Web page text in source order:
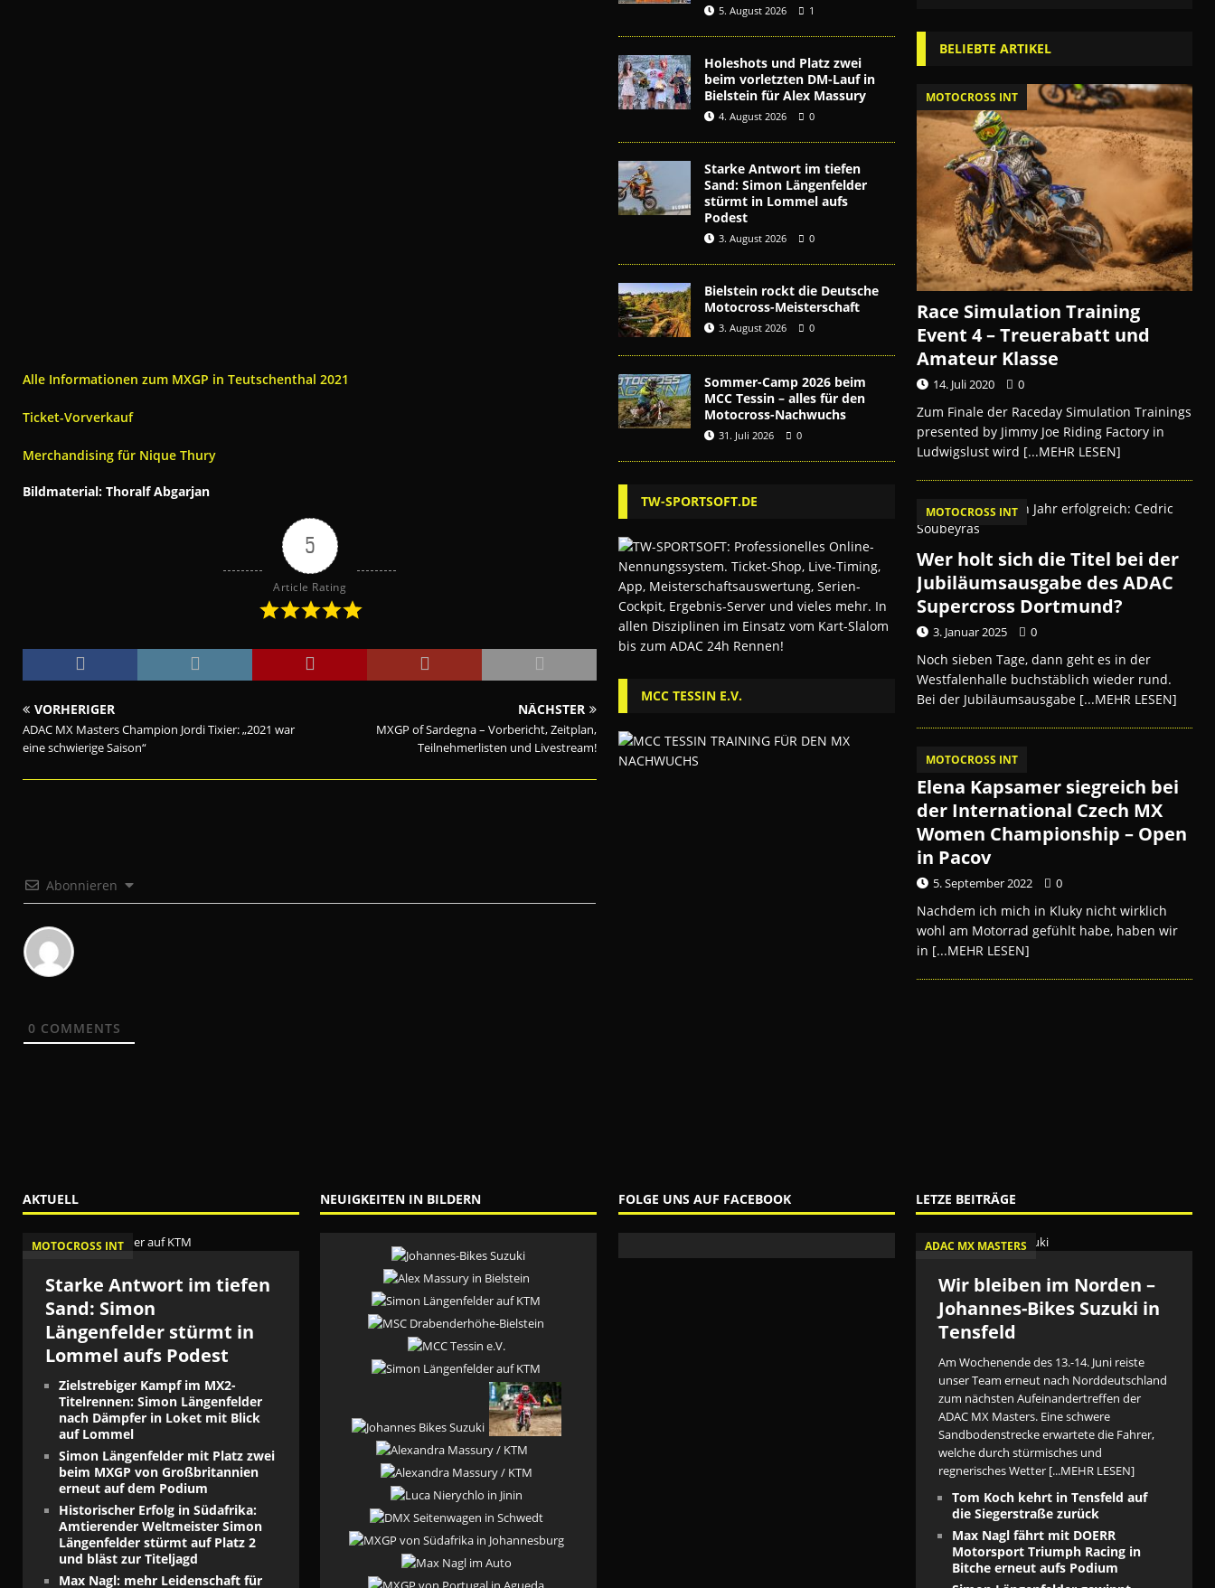
Alle Informationen zum MXGP in Teutschenthal 2021
Ticket-Vorverkauf
Merchandising für Nique Thury
Bildmaterial: Thoralf Abgarjan
5
Article Rating
VORHERIGER
ADAC MX Masters Champion Jordi Tixier: „2021 war
eine schwierige Saison“
NÄCHSTER
MXGP of Sardegna – Vorbericht, Zeitplan,
Teilnehmerlisten und Livestream!
Abonnieren
0 COMMENTS
5. August 2026 1
Holeshots und Platz zwei
beim vorletzten DM-Lauf in
Bielstein für Alex Massury
4. August 2026 0
Starke Antwort im tiefen
Sand: Simon Längenfelder
stürmt in Lommel aufs
Podest
3. August 2026 0
Bielstein rockt die Deutsche
Motocross-Meisterschaft
3. August 2026 0
Sommer-Camp 2026 beim
MCC Tessin – alles für den
Motocross-Nachwuchs
31. Juli 2026 0
TW-SPORTSOFT.DE
MCC TESSIN E.V.
BELIEBTE ARTIKEL
MOTOCROSS INT
Race Simulation Training
Event 4 – Treuerabatt und
Amateur Klasse
14. Juli 2020 0
Zum Finale der Raceday Simulation Trainings
presented by Jimmy Joe Riding Factory in
Ludwigslust wird [...MEHR LESEN]
MOTOCROSS INT
Wer holt sich die Titel bei der
Jubiläumsausgabe des ADAC
Supercross Dortmund?
3. Januar 2025 0
Noch sieben Tage, dann geht es in der
Westfalenhalle buchstäblich wieder rund.
Bei der Jubiläumsausgabe [...MEHR LESEN]
MOTOCROSS INT
Elena Kapsamer siegreich bei
der International Czech MX
Women Championship – Open
in Pacov
5. September 2022 0
Nachdem ich mich in Kluky nicht wirklich
wohl am Motorrad gefühlt habe, haben wir
in [...MEHR LESEN]
AKTUELL
MOTOCROSS INT
Starke Antwort im tiefen
Sand: Simon
Längenfelder stürmt in
Lommel aufs Podest
Zielstrebiger Kampf im MX2-
Titelrennen: Simon Längenfelder
nach Dämpfer in Loket mit Blick
auf Lommel
Simon Längenfelder mit Platz zwei
beim MXGP von Großbritannien
erneut auf dem Podium
Historischer Erfolg in Südafrika:
Amtierender Weltmeister Simon
Längenfelder stürmt auf Platz 2
und bläst zur Titeljagd
Max Nagl: mehr Leidenschaft für
NEUIGKEITEN IN BILDERN FOLGE UNS AUF FACEBOOK LETZE BEITRÄGE
ADAC MX MASTERS
Wir bleiben im Norden –
Johannes-Bikes Suzuki in
Tensfeld
Am Wochenende des 13.-14. Juni reiste
unser Team erneut nach Norddeutschland
zum nächsten Aufeinandertreffen der
ADAC MX Masters. Eine schwere
Sandbodenstrecke erwartete die Fahrer,
welche durch stürmisches und
regnerisches Wetter [...MEHR LESEN]
Tom Koch kehrt in Tensfeld auf
die Siegerstraße zurück
Max Nagl fährt mit DOERR
Motorsport Triumph Racing in
Bitche erneut aufs Podium